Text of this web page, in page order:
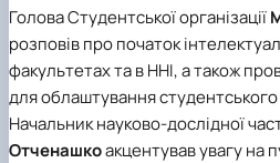
ГоловаСтудентської організації
розповів про початок
факультетах та в ННІ, а також
для облаштування
Начальникнауково-дослідної
Отченашкоакцентував увагу на